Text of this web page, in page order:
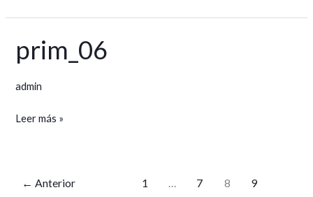
prim_06
admin
prim_06
Leer más »
← Anterior 1 7 8 9